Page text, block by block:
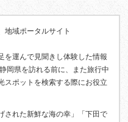
地域ポータルサイト
を運んで見聞きし体験した情報
岡県を訪れる前に、また旅行中
スポットを検索する際にお役立
された新鮮な海の幸」「下田で